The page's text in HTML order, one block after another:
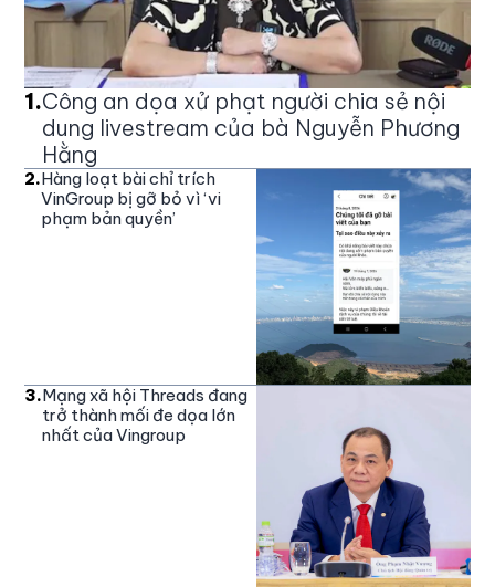
1.Công an dọa xử phạt người chia sẻ nội
dung livestream của bà Nguyễn Phương
Hằng
2.Hàng loạt bài chỉ trích
VinGroup bị gỡ bỏ vì ‘vi
phạm bản quyền’
3.Mạng xã hội Threads đang
trở thành mối đe dọa lớn
nhất của Vingroup